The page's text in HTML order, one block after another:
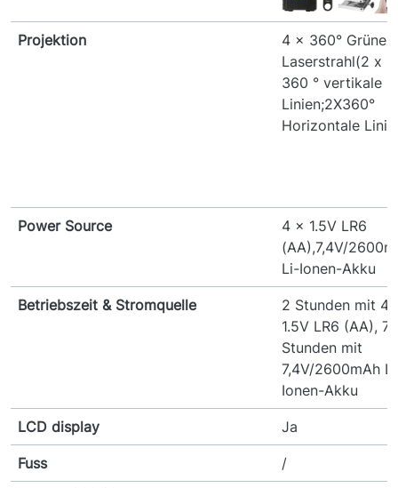
Projektion
4 x 360° Grüner
Laserstrahl(2 x
360 ° vertikale
Linien;2X360°
Horizontale
Power Source
4 × 1.5V LR6
(AA),7,4V/
Li-Ionen-Akku
Betriebszeit & Stromquelle
2 Stunden mit 4
1.5V LR6 (AA), 7
Stunden mit
7,4V/2600mAh
Ionen-Akku
LCD display Ja
Fuss /